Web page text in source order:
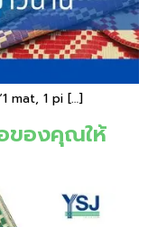
mat, 1 pi […]
ของคุณให้